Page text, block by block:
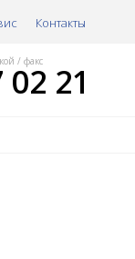
Контакты
/ факс
02 21